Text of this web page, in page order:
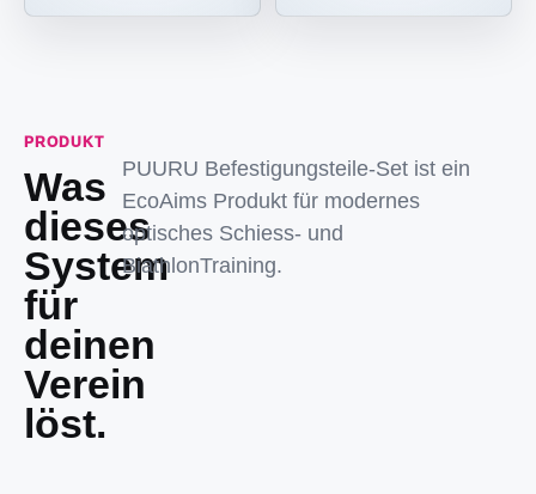
PRODUKT
Was
dieses
System
für
deinen
Verein
löst.
PUURU Befestigungsteile-Set ist ein
EcoAims Produkt für modernes
optisches Schiess- und
BiathlonTraining.